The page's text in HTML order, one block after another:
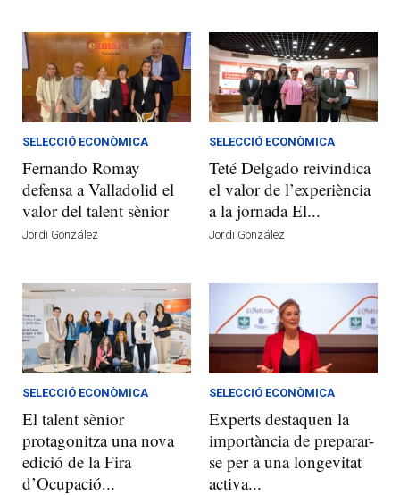
SELECCIÓ ECONÒMICA
Fernando Romay
defensa a Valladolid el
valor del talent sènior
Jordi González
SELECCIÓ ECONÒMICA
Teté Delgado reivindica
el valor de l’experiència
a la jornada El...
Jordi González
SELECCIÓ ECONÒMICA
El talent sènior
protagonitza una nova
edició de la Fira
d’Ocupació...
SELECCIÓ ECONÒMICA
Experts destaquen la
importància de preparar-
se per a una longevitat
activa...